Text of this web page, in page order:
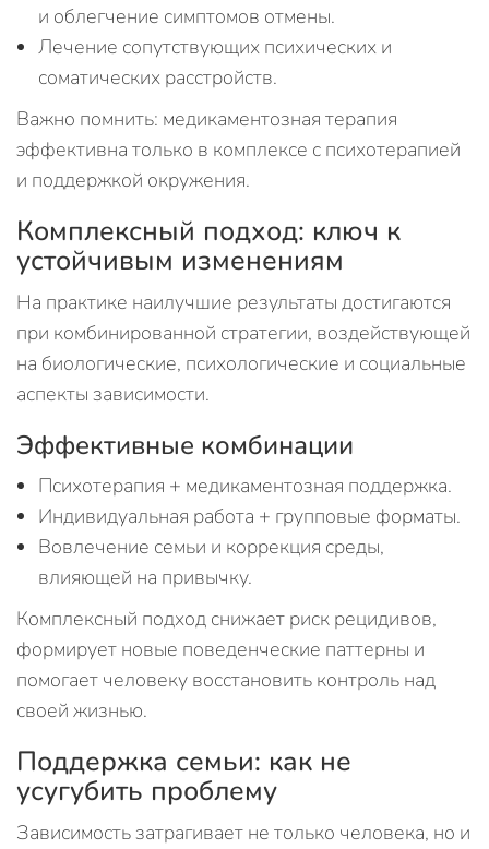
и облегчение симптомов отмены.
Лечение сопутствующих психических и
соматических расстройств.
Важно помнить: медикаментозная терапия
эффективна только в комплексе с психотерапией
и поддержкой окружения.
Комплексный подход: ключ к
устойчивым изменениям
На практике наилучшие результаты достигаются
при комбинированной стратегии, воздействующей
на биологические, психологические и социальные
аспекты зависимости.
Эффективные комбинации
Психотерапия + медикаментозная поддержка.
Индивидуальная работа + групповые форматы.
Вовлечение семьи и коррекция среды,
влияющей на привычку.
Комплексный подход снижает риск рецидивов,
формирует новые поведенческие паттерны и
помогает человеку восстановить контроль над
своей жизнью.
Поддержка семьи: как не
усугубить проблему
Зависимость затрагивает не только человека, но и